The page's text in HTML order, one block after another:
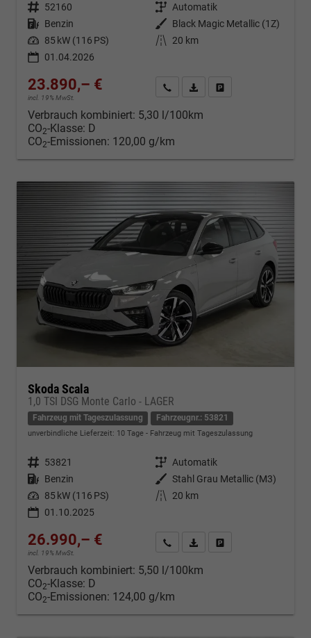
Fahrzeugnr. 52160 Getriebe Automatik
Kraftstoff Benzin Außenfarbe
Black Magic Metallic (1Z)
Leistung 85 kW (116 PS) Kilometerstand
20 km
01.04.2026
23.890,– €
incl. 19% MwSt.
Kontakt & Angebot anfordern
PDF-Datei, Fahrzeugexposé
Verbrauch kombiniert: 5,30 l/100km
CO2-Klasse: D
CO2-Emissionen: 120,00 g/km
Skoda Scala
1,0 TSI DSG Monte Carlo - LAGER
Fahrzeug mit Tageszulassung Fahrzeugnr.: 53821
unverbindliche Lieferzeit: 10 Tage Fahrzeug mit Tageszulassung
Fahrzeugnr. 53821 Getriebe Automatik
Kraftstoff Benzin Außenfarbe Stahl Grau Metallic (M3)
Leistung 85 kW (116 PS) Kilometerstand
20 km
01.10.2025
26.990,– €
incl. 19% MwSt.
Kontakt & Angebot anfordern
PDF-Datei, Fahrzeugexposé
Verbrauch kombiniert: 5,50 l/100km
CO2-Klasse: D
CO2-Emissionen: 124,00 g/km